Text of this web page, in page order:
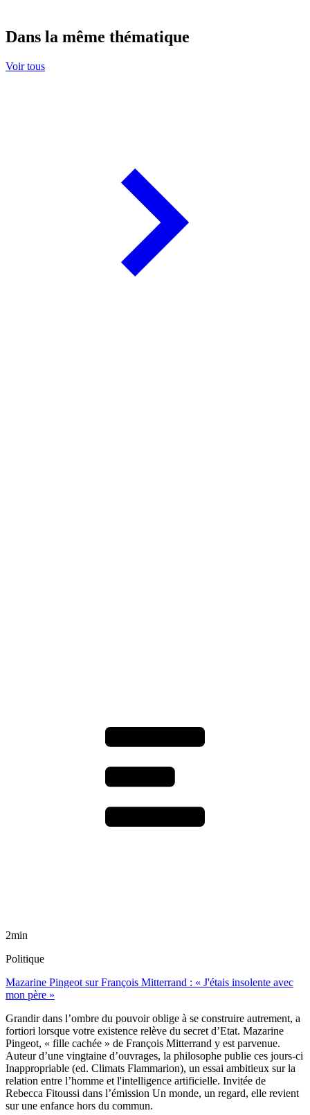
Dans la même thématique
Voir tous
2min
Politique
Mazarine Pingeot sur François Mitterrand : « J'étais insolente avec
mon père »
Grandir dans l’ombre du pouvoir oblige à se construire autrement, a
fortiori lorsque votre existence relève du secret d’Etat. Mazarine
Pingeot, « fille cachée » de François Mitterrand y est parvenue.
Auteur d’une vingtaine d’ouvrages, la philosophe publie ces jours-ci
Inappropriable (ed. Climats Flammarion), un essai ambitieux sur la
relation entre l’homme et l'intelligence artificielle. Invitée de
Rebecca Fitoussi dans l’émission Un monde, un regard, elle revient
sur une enfance hors du commun.